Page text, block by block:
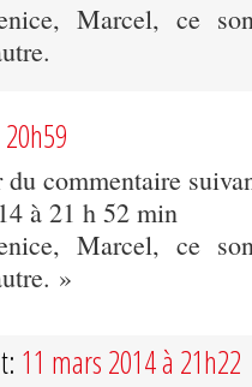
Marcel, ce
du commentaire
à 21 h 52 min
Marcel, ce
»
11 mars 2014 à 21h22